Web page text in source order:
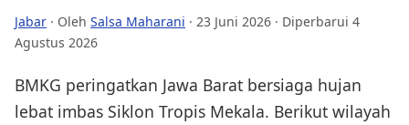
Jabar · Oleh Salsa Maharani · 23 Juni 2026 · Diperbarui 4
Agustus 2026
BMKG peringatkan Jawa Barat bersiaga hujan
lebat imbas Siklon Tropis Mekala. Berikut wilayah